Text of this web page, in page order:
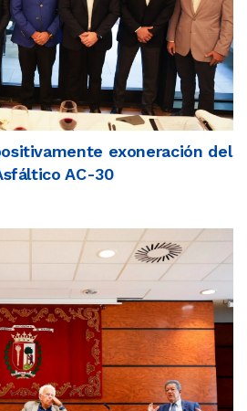
exoneración del
AC-30